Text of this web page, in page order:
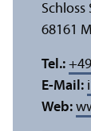
Schloss
68161
Tel.:
E-Mail:
Web: